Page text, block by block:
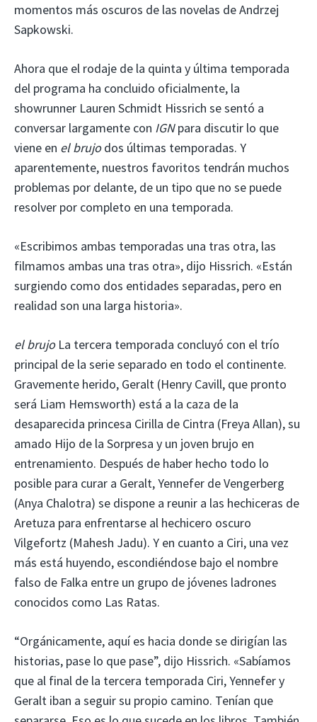
momentos más oscuros de las novelas de Andrzej
Sapkowski.
Ahora que el rodaje de la quinta y última temporada
del programa ha concluido oficialmente, la
showrunner Lauren Schmidt Hissrich se sentó a
conversar largamente con IGNpara discutir lo que
viene en el brujodos últimas temporadas. Y
aparentemente, nuestros favoritos tendrán muchos
problemas por delante, de un tipo que no se puede
resolver por completo en una temporada.
«Escribimos ambas temporadas una tras otra, las
filmamos ambas una tras otra», dijo Hissrich. «Están
surgiendo como dos entidades separadas, pero en
realidad son una larga historia».
el brujo La tercera temporada concluyó con el trío
principal de la serie separado en todo el continente.
Gravemente herido, Geralt (Henry Cavill, que pronto
será Liam Hemsworth) está a la caza de la
desaparecida princesa Cirilla de Cintra (Freya Allan), su
amado Hijo de la Sorpresa y un joven brujo en
entrenamiento. Después de haber hecho todo lo
posible para curar a Geralt, Yennefer de Vengerberg
(Anya Chalotra) se dispone a reunir a las hechiceras de
Aretuza para enfrentarse al hechicero oscuro
Vilgefortz (Mahesh Jadu). Y en cuanto a Ciri, una vez
más está huyendo, escondiéndose bajo el nombre
falso de Falka entre un grupo de jóvenes ladrones
conocidos como Las Ratas.
“Orgánicamente, aquí es hacia donde se dirigían las
historias, pase lo que pase”, dijo Hissrich. «Sabíamos
que al final de la tercera temporada Ciri, Yennefer y
Geralt iban a seguir su propio camino. Tenían que